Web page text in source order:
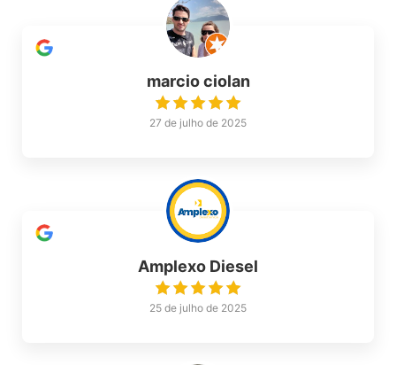
marcio ciolan
27 de julho de 2025
Amplexo Diesel
25 de julho de 2025